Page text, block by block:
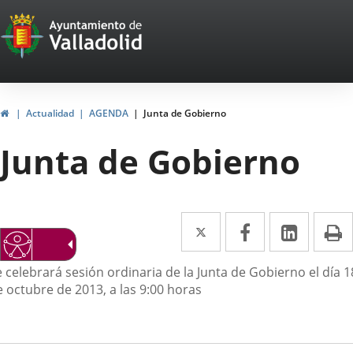
Portal
Web
del
Ayuntamiento
de
Valladolid
HomeActualidad AGENDA Junta de Gobierno
Junta de Gobierno
Twitter
Enlace
a
una
Facebook
Enlace
a
una
Enlace
a
una
celebrará sesión ordinaria de la Junta de Gobierno el día
octubre de 2013, a las 9:00 horas